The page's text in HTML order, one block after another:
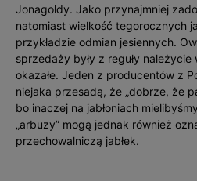
Jonagoldy. Jako przynajmniej
natomiast wielkość tegorocznych
przykładzie odmian jesiennych.
sprzedaży były z reguły
okazałe. Jeden z producentów z
niejaka przesadą, że „dobrze, że
bo inaczej na jabłoniach
„arbuzy” mogą jednak również
przechowalniczą jabłek.